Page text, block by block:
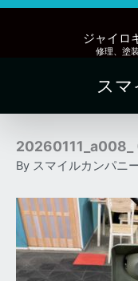
内
ッ
ジャイロ
修理、塗
ス
20260111_a008_
By スマイルカンパニ